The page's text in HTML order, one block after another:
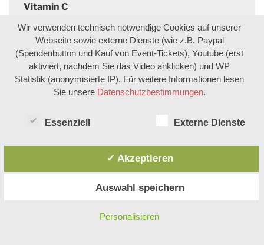
Vitamin C
entzündungshemmend. Wir können es nicht
selbst herstellen, da uns das notwendige Enzym
dafür fehlt. Es verkürzt den Muskelkater, wenn es
vor dem Sport eingenommen wird und kann
aufkommende Erkältungen unterdrücken.
Kurkuma und Curcumin
und wirkt entzündungshemmend. Dadurch kann
und stimmungsaufhellend wirken.
Wir verwenden technisch notwendige Cookies auf unserer
Webseite sowie externe Dienste (wie z.B. Paypal
(Spendenbutton und Kauf von Event-Tickets), Youtube (erst
aktiviert, nachdem Sie das Video anklicken) und WP
Statistik (anonymisierte IP). Für weitere Informationen lesen
Sie unsere Datenschutzbestimmungen.
Essenziell Externe Dienste
✓ Akzeptieren
Auswahl speichern
Personalisieren